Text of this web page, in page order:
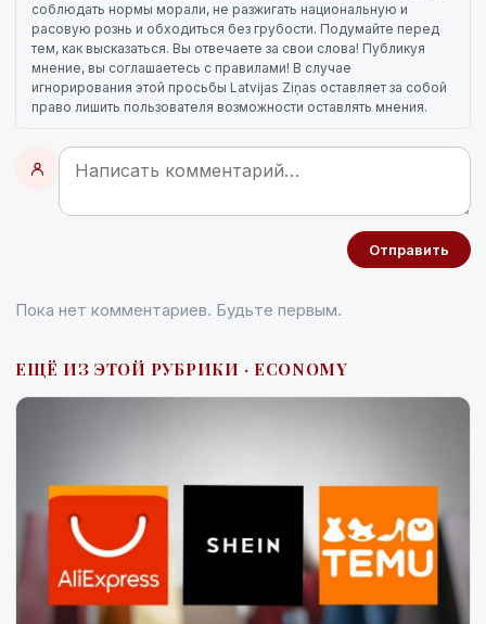
соблюдать нормы морали, не разжигать национальную и
расовую рознь и обходиться без грубости. Подумайте перед
тем, как высказаться. Вы отвечаете за свои слова! Публикуя
мнение, вы соглашаетесь с правилами! В случае
игнорирования этой просьбы Latvijas Ziņas оставляет за собой
право лишить пользователя возможности оставлять мнения.
Отправить
Пока нет комментариев. Будьте первым.
ЕЩЁ ИЗ ЭТОЙ РУБРИКИ · ECONOMY